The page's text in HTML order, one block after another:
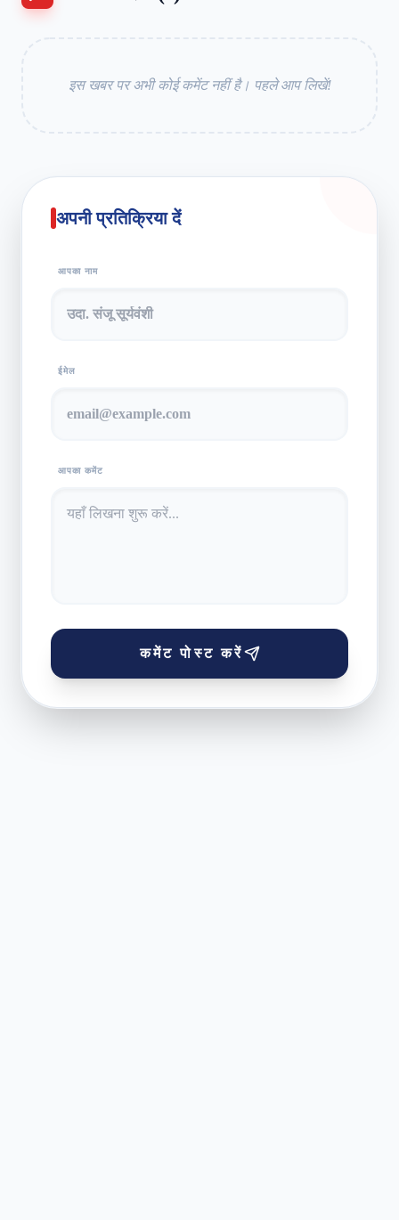
इस खबर पर अभी कोई कमेंट नहीं है। पहले आप लिखें!
अपनी प्रतिक्रिया दें
आपका नाम
ईमेल
आपका कमेंट
कमेंट पोस्ट करें